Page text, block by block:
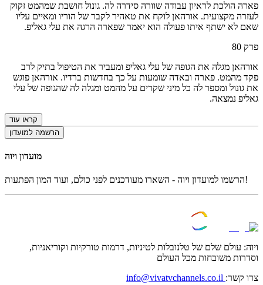
פארה הולכת לראיון עבודה שוורה סידרה לה. גונול חושבת שמהמט זקוק
לעזרה מקצועית. אורהאן לוקח את טאהיר לקבר של הוריו ומאיים עליו
שאם לא ישתף איתו פעולה הוא יאמר שפארה הרגה את עלי גאליפ.
פרק 80
אורהאן מגלה את הגופה של עלי גאליפ ומעביר את הטיפול בתיק לרב
פקד מהמט. פארה ובאדה שומעות על כך בחדשות ברדיו. אורהאן פוגש
את גונול ומספר לה כל מיני שקרים על מהמט ומגלה לה שהגופה של עלי
גאליפ נמצאה.
קראו עוד
הרשמה למועדון
מועדון ויוה
הרשמו למועדון ויוה - השארו מעודכנים לפני כולם, ועוד המון הפתעות!
ויוה: עולם שלם של טלנובלות לטיניות, דרמות טורקיות וקוריאניות,
וסדרות משובחות מכל העולם
צרו קשר: